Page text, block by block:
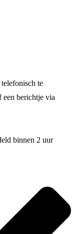
te
een berichtje via
binnen 2 uur